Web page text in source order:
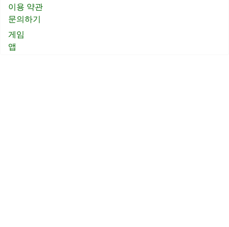
이용 약관
문의하기
게임
앱